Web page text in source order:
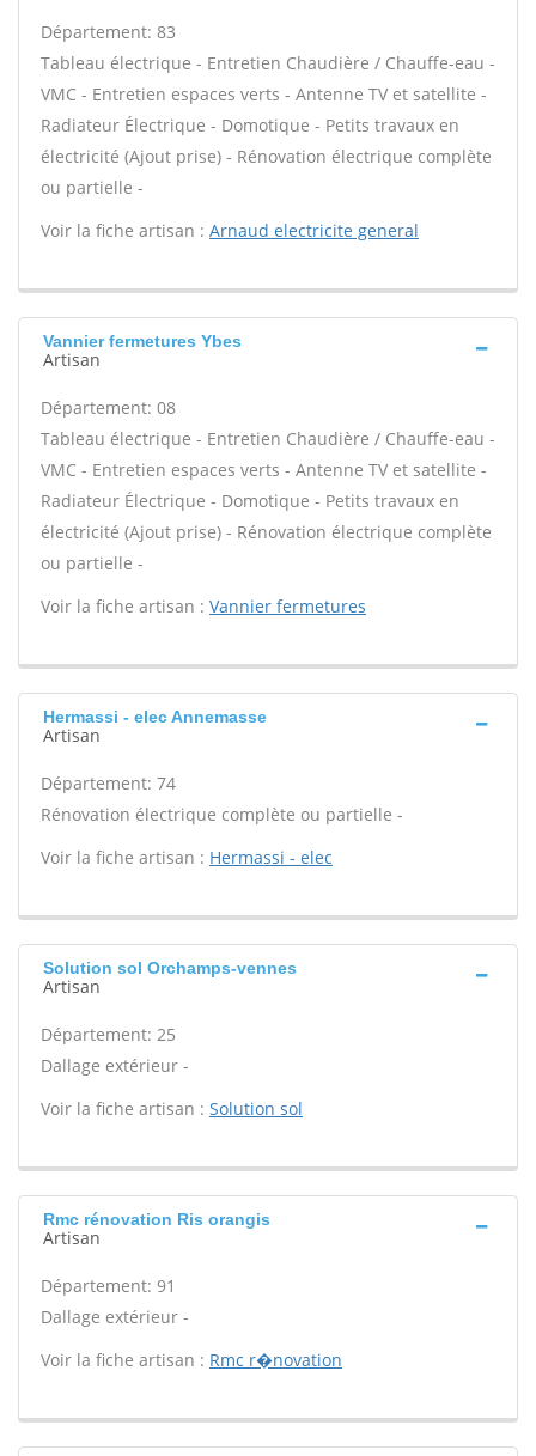
Département: 83
Tableau électrique - Entretien Chaudière / Chauffe-eau -
VMC - Entretien espaces verts - Antenne TV et satellite -
Radiateur Électrique - Domotique - Petits travaux en
électricité (Ajout prise) - Rénovation électrique complète
ou partielle -
Voir la fiche artisan : Arnaud electricite general
Vannier fermetures Ybes
Artisan
Département: 08
Tableau électrique - Entretien Chaudière / Chauffe-eau -
VMC - Entretien espaces verts - Antenne TV et satellite -
Radiateur Électrique - Domotique - Petits travaux en
électricité (Ajout prise) - Rénovation électrique complète
ou partielle -
Voir la fiche artisan : Vannier fermetures
Hermassi - elec Annemasse
Artisan
Département: 74
Rénovation électrique complète ou partielle -
Voir la fiche artisan : Hermassi - elec
Solution sol Orchamps-vennes
Artisan
Département: 25
Dallage extérieur -
Voir la fiche artisan : Solution sol
Rmc rénovation Ris orangis
Artisan
Département: 91
Dallage extérieur -
Voir la fiche artisan : Rmc r�novation